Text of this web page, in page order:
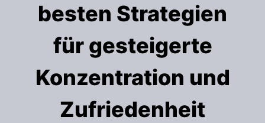
besten Strategien
für gesteigerte
Konzentration und
Zufriedenheit